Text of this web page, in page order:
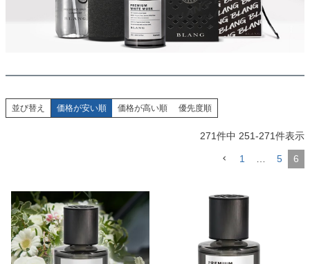
並び替え 価格が安い順 価格が高い順 優先度順
271件中 251-271件表示
1 … 5 6